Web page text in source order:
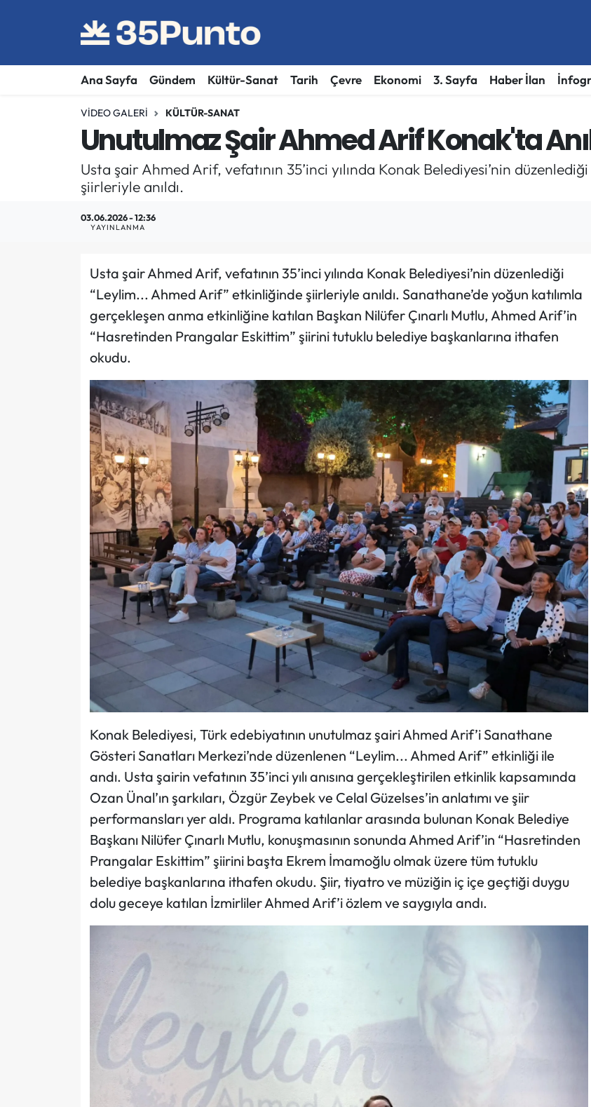
Ana Sayfa Gündem Kültür-Sanat Tarih Çevre Ekonomi 3. Sayfa Haber İlan
VIDEO GALERI KÜLTÜR-SANAT
Unutulmaz Şair Ahmed Arif Konak'ta
Usta şair Ahmed Arif, vefatının 35’inci yılında Konak Belediyesi’nin
şiirleriyle anıldı.
03.06.2026 - 12:36
YAYINLANMA
Usta şair Ahmed Arif, vefatının 35’inci yılında Konak Belediyesi’nin düzenlediği
“Leylim... Ahmed Arif” etkinliğinde şiirleriyle anıldı. Sanathane’de yoğun katılımla
gerçekleşen anma etkinliğine katılan Başkan Nilüfer Çınarlı Mutlu, Ahmed Arif’in
“Hasretinden Prangalar Eskittim” şiirini tutuklu belediye başkanlarına ithafen
okudu.
Konak Belediyesi, Türk edebiyatının unutulmaz şairi Ahmed Arif’i Sanathane
Gösteri Sanatları Merkezi’nde düzenlenen “Leylim... Ahmed Arif” etkinliği ile
andı. Usta şairin vefatının 35’inci yılı anısına gerçekleştirilen etkinlik kapsamında
Ozan Ünal’ın şarkıları, Özgür Zeybek ve Celal Güzelses’in anlatımı ve şiir
performansları yer aldı. Programa katılanlar arasında bulunan Konak Belediye
Başkanı Nilüfer Çınarlı Mutlu, konuşmasının sonunda Ahmed Arif’in “Hasretinden
Prangalar Eskittim” şiirini başta Ekrem İmamoğlu olmak üzere tüm tutuklu
belediye başkanlarına ithafen okudu. Şiir, tiyatro ve müziğin iç içe geçtiği duygu
dolu geceye katılan İzmirliler Ahmed Arif’i özlem ve saygıyla andı.